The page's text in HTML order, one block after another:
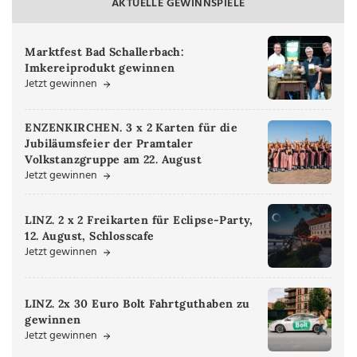
AKTUELLE GEWINNSPIELE
Marktfest Bad Schallerbach:
Imkereiprodukt gewinnen
Jetzt gewinnen
ENZENKIRCHEN. 3 x 2 Karten für die
Jubiläumsfeier der Pramtaler
Volkstanzgruppe am 22. August
Jetzt gewinnen
LINZ. 2 x 2 Freikarten für Eclipse-Party,
12. August, Schlosscafe
Jetzt gewinnen
LINZ. 2x 30 Euro Bolt Fahrtguthaben zu
gewinnen
Jetzt gewinnen